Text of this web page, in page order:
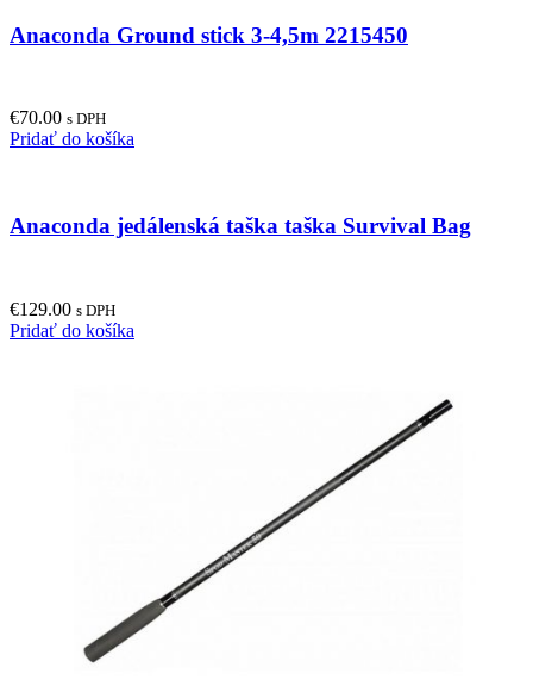
Anaconda Ground stick 3-4,5m 2215450
€70.00 s DPH
Pridať do košíka
Anaconda jedálenská taška taška Survival Bag
€129.00 s DPH
Pridať do košíka